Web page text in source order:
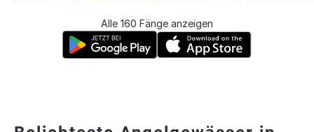
Alle 160 Fänge anzeigen